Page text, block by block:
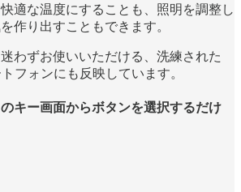
適な温度にすることも、照明を調整し
作り出すこともできます。
わずお使いいただける、洗練された
フォンにも反映しています。
キー画面からボタンを選択するだけ